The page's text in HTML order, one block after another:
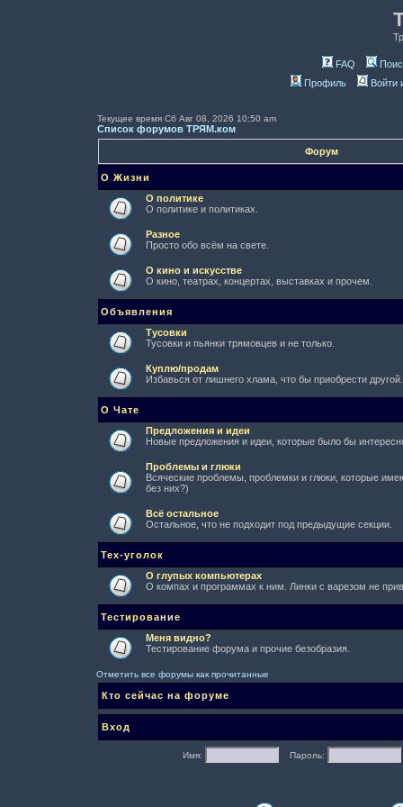
FAQ
Профиль
Войти
Текущее время Сб Авг 08, 2026 10:50 am
Список форумов ТРЯМ.ком
Форум
О Жизни
О политике
О политике и политиках.
Разное
Просто обо всём на свете.
О кино и искусстве
О кино, театрах, концертах, выставках и прочем.
Объявления
Тусовки
Тусовки и пьянки трямовцев и не только.
Куплю/продам
Избавься от лишнего хлама, что бы приобрести другой.
О Чате
Предложения и идеи
Новые предложения и идеи, которые было бы
Проблемы и глюки
Всяческие проблемы, проблемки и глюки, которые
без них?)
Всё остальное
Остальное, что не подходит под предыдущие секции.
Тех-уголок
О глупых компьютерах
О компах и программах к ним. Линки с варезом не
Тестирование
Меня видно?
Тестирование форума и прочие безобразия.
Отметить все форумы как прочитанные
Кто сейчас на форуме
Вход
Имя: Пароль: